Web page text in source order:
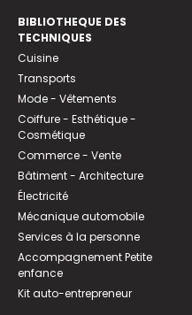
BIBLIOTHEQUE DES
TECHNIQUES
Cuisine
Transports
Mode - Vêtements
Coiffure - Esthétique -
Cosmétique
Commerce - Vente
Bâtiment - Architecture
Électricité
Mécanique automobile
Services à la personne
Accompagnement Petite
enfance
Kit auto-entrepreneur